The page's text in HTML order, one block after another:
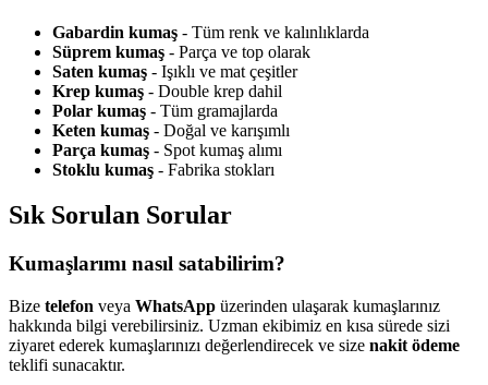
Gabardin kumaş - Tüm renk ve kalınlıklarda
Süprem kumaş - Parça ve top olarak
Saten kumaş - Işıklı ve mat çeşitler
Krep kumaş - Double krep dahil
Polar kumaş - Tüm gramajlarda
Keten kumaş - Doğal ve karışımlı
Parça kumaş - Spot kumaş alımı
Stoklu kumaş - Fabrika stokları
Sık Sorulan Sorular
Kumaşlarımı nasıl satabilirim?
Bize telefon veya WhatsApp üzerinden ulaşarak kumaşlarınız
hakkında bilgi verebilirsiniz. Uzman ekibimiz en kısa sürede sizi
ziyaret ederek kumaşlarınızı değerlendirecek ve size nakit ödeme
teklifi sunacaktır.